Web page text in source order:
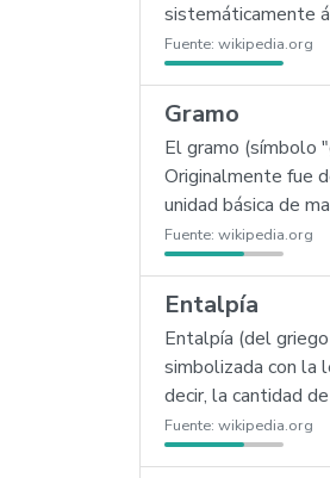
sistemáticamente
Fuente: wikipedia.org
Gramo
El gramo (símbolo
Originalmente fue
unidad básica de
Fuente: wikipedia.org
Entalpía
Entalpía (del
simbolizada con la
decir, la cantidad
Fuente: wikipedia.org